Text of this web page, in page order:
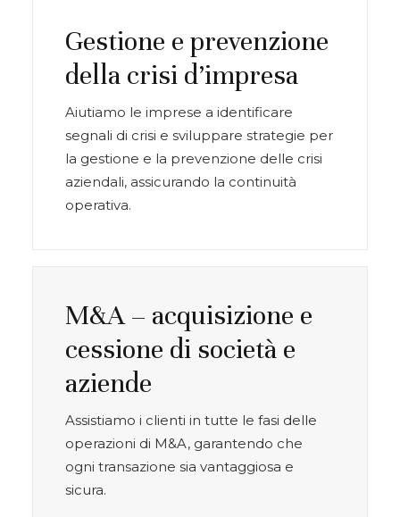
Gestione e prevenzione
della crisi d’impresa
Aiutiamo le imprese a identificare
segnali di crisi e sviluppare strategie per
la gestione e la prevenzione delle crisi
aziendali, assicurando la continuità
operativa.
M&A – acquisizione e
cessione di società e
aziende
Assistiamo i clienti in tutte le fasi delle
operazioni di M&A, garantendo che
ogni transazione sia vantaggiosa e
sicura.